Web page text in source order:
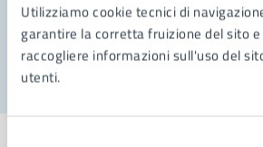
Utilizziamo cookie tecnici di
garantire la corretta fruizione del sito
raccogliere informazioni sull'uso del
utenti.
Segnala disservizio